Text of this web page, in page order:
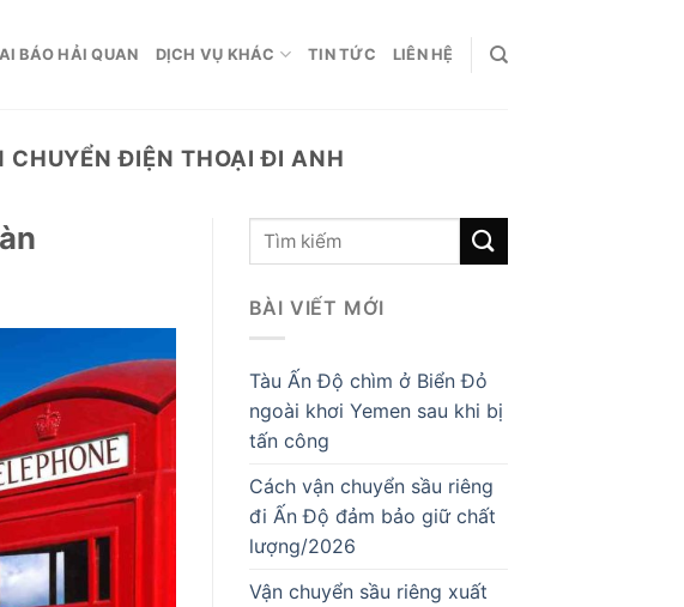
BÁO HẢI QUAN DỊCH VỤ KHÁC TIN TỨC LIÊN HỆ
CHUYỂN ĐIỆN THOẠI ĐI ANH
BÀI VIẾT MỚI
Tàu Ấn Độ chìm ở Biển Đỏ
ngoài khơi Yemen sau khi bị
tấn công
Cách vận chuyển sầu riêng
đi Ấn Độ đảm bảo giữ chất
lượng/2026
Vận chuyển sầu riêng xuất